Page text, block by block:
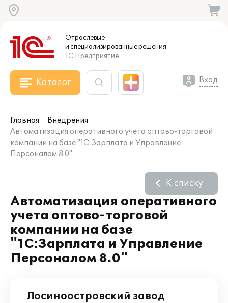
Отраслевые
и специализированныерешения
1С:Предприятие
Каталог Вход
Главная
Внедрения
Автоматизация оперативного учета оптово-торговой
компании на базе "1С:Зарплата и Управление
Персоналом 8.0"
Автоматизация оперативного
учета оптово-торговой
компании на базе
"1С:Зарплата и Управление
Персоналом 8.0"
К списку
Лосиноостровский завод